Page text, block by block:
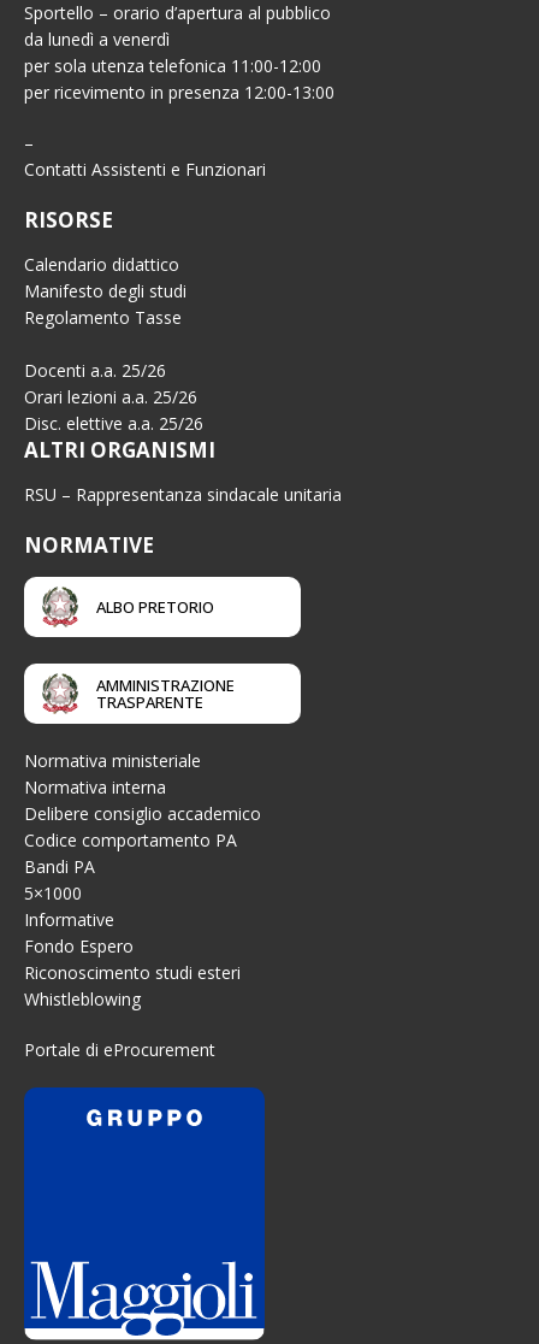
Sportello – orario d’apertura al pubblico
da lunedì a venerdì
per sola utenza telefonica 11:00-12:00
per ricevimento in presenza 12:00-13:00
–
Contatti Assistenti e Funzionari
RISORSE
Calendario didattico
Manifesto degli studi
Regolamento Tasse
Docenti a.a. 25/26
Orari lezioni a.a. 25/26
Disc. elettive a.a. 25/26
ALTRI ORGANISMI
RSU – Rappresentanza sindacale unitaria
NORMATIVE
ALBO PRETORIO
AMMINISTRAZIONE
TRASPARENTE
Normativa ministeriale
Normativa interna
Delibere consiglio accademico
Codice comportamento PA
Bandi PA
5×1000
Informative
Fondo Espero
Riconoscimento studi esteri
Whistleblowing
Portale di eProcurement